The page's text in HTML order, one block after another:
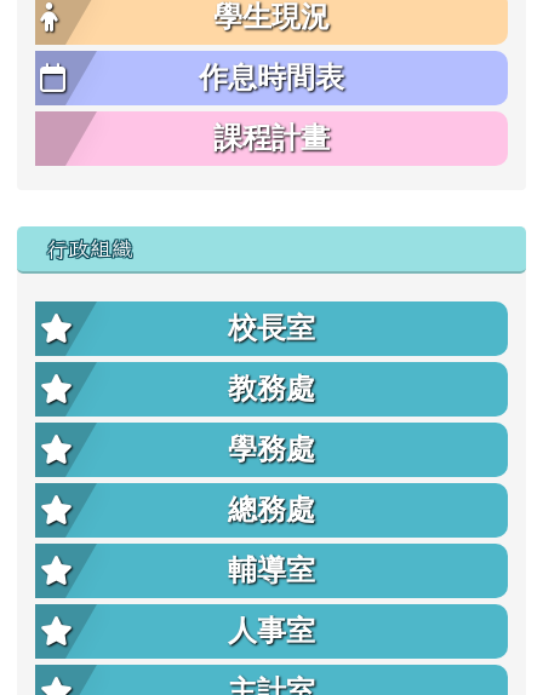
學生現況
作息時間表
課程計畫
行政組織
校長室
教務處
學務處
總務處
輔導室
人事室